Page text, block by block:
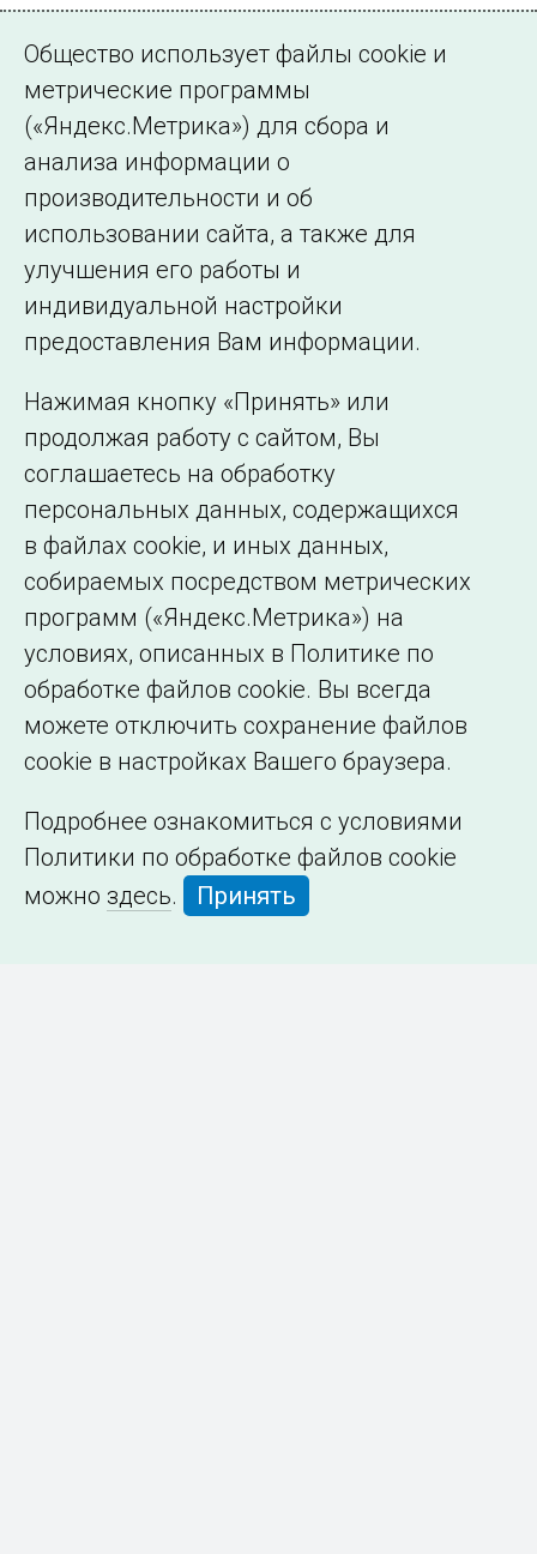
российской электроэнергетике.
По материалам пресс-центра Минэнерго РФ
← Все публикации
Подписаться на новости
©2005–2026 АО «СО ЕЭС»
Филиалы и
представительства
образовательной
организации
Общество использует файлы cookie и
метрические программы
(«Яндекс.Метрика») для сбора и
анализа информации о
производительности и об
использовании сайта, а также для
улучшения его работы и
индивидуальной настройки
предоставления Вам информации.
Нажимая кнопку «Принять» или
продолжая работу с сайтом, Вы
соглашаетесь на обработку
персональных данных, содержащихся
в файлах cookie, и иных данных,
собираемых посредством метрических
программ («Яндекс.Метрика») на
условиях, описанных в Политике по
обработке файлов cookie. Вы всегда
можете отключить сохранение файлов
cookie в настройках Вашего браузера.
Подробнее ознакомиться с условиями
Политики по обработке файлов cookie
можно здесь. Принять